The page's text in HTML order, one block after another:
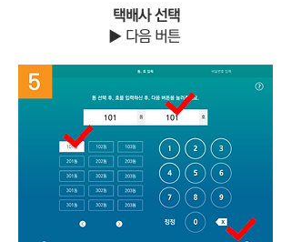
​택배사 선택
▶ 다음 버튼
⑤